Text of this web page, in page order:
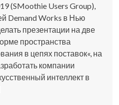
(SMoothie Users Group),
Demand Works в Нью
презентации на две
пространства
в цепях поставок«, на
компании
интеллект в